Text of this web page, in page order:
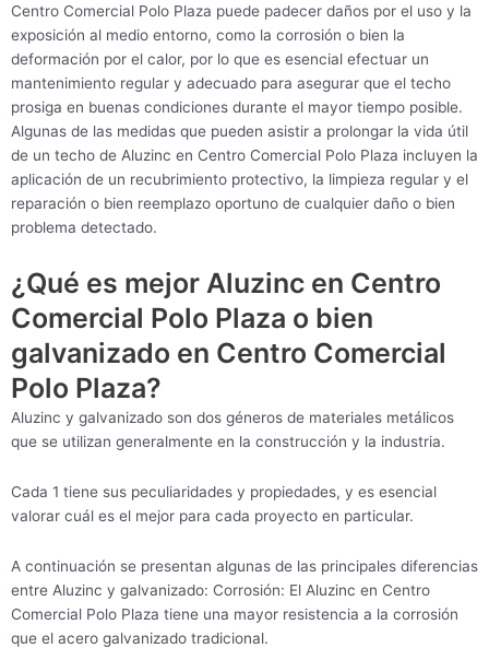
Centro Comercial Polo Plaza puede padecer daños por el uso y la
exposición al medio entorno, como la corrosión o bien la
deformación por el calor, por lo que es esencial efectuar un
mantenimiento regular y adecuado para asegurar que el techo
prosiga en buenas condiciones durante el mayor tiempo posible.
Algunas de las medidas que pueden asistir a prolongar la vida útil
de un techo de Aluzinc en Centro Comercial Polo Plaza incluyen la
aplicación de un recubrimiento protectivo, la limpieza regular y el
reparación o bien reemplazo oportuno de cualquier daño o bien
problema detectado.
¿Qué es mejor Aluzinc en Centro
Comercial Polo Plaza o bien
galvanizado en Centro Comercial
Polo Plaza?
Aluzinc y galvanizado son dos géneros de materiales metálicos
que se utilizan generalmente en la construcción y la industria.
Cada 1 tiene sus peculiaridades y propiedades, y es esencial
valorar cuál es el mejor para cada proyecto en particular.
A continuación se presentan algunas de las principales diferencias
entre Aluzinc y galvanizado: Corrosión: El Aluzinc en Centro
Comercial Polo Plaza tiene una mayor resistencia a la corrosión
que el acero galvanizado tradicional.